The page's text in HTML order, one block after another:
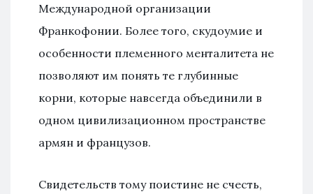
Международной организации
Франкофонии. Более того, скудоумие и
особенности племенного менталитета не
позволяют им понять те глубинные
корни, которые навсегда объединили в
одном цивилизационном пространстве
армян и французов.
Свидетельств тому поистине не счесть,